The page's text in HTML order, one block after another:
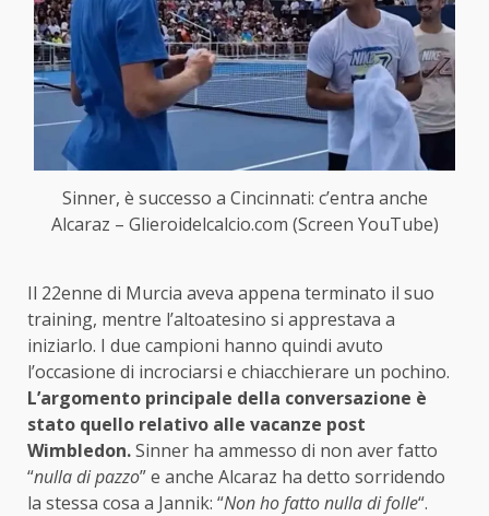
Sinner, è successo a Cincinnati: c’entra anche
Alcaraz – Glieroidelcalcio.com (Screen YouTube)
Il 22enne di Murcia aveva appena terminato il suo
training, mentre l’altoatesino si apprestava a
iniziarlo. I due campioni hanno quindi avuto
l’occasione di incrociarsi e chiacchierare un pochino.
L’argomento principale della conversazione è
stato quello relativo alle vacanze post
Wimbledon.Sinner ha ammesso di non aver fatto
“nulla di pazzo” e anche Alcaraz ha detto sorridendo
la stessa cosa a Jannik: “Non ho fatto nulla di folle“.